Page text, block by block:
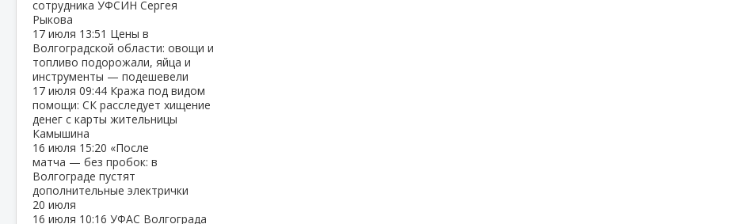
сотрудника УФСИН Сергея
Рыкова
17 июля 13:51 Цены в
Волгоградской области: овощи и
топливо подорожали, яйца и
инструменты — подешевели
17 июля 09:44 Кража под видом
помощи: СК расследует хищение
денег с карты жительницы
Камышина
16 июля 15:20 «После
матча — без пробок: в
Волгограде пустят
дополнительные электрички
20 июля
16 июля 10:16 УФАС Волгограда